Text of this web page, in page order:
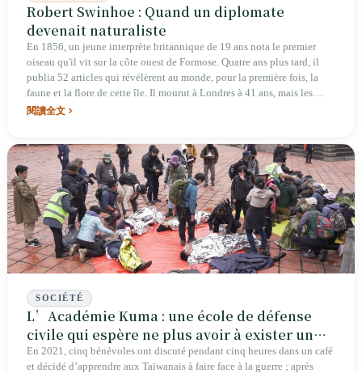
Robert Swinhoe : Quand un diplomate
devenait naturaliste
En 1856, un jeune interprète britannique de 19 ans nota le premier
oiseau qu'il vit sur la côte ouest de Formose. Quatre ans plus tard, il
publia 52 articles qui révélèrent au monde, pour la première fois, la
faune et la flore de cette île. Il mourut à Londres à 41 ans, mais les
espèces qu'il nomma vivent encore aujourd'hui dans les forêts de
閱讀全文
SOCIÉTÉ
L’Académie Kuma : une école de défense
civile qui espère ne plus avoir à exister un
jour
En 2021, cinq bénévoles ont discuté pendant cinq heures dans un café
et décidé d’apprendre aux Taïwanais à faire face à la guerre ; après